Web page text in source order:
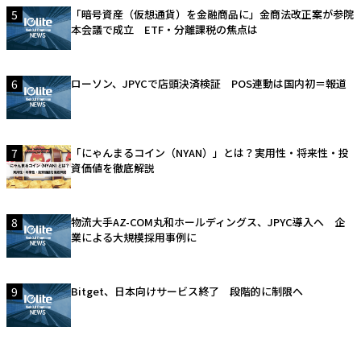
5
「暗号資産（仮想通貨）を金融商品に」金商法改正案が参院
本会議で成立 ETF・分離課税の焦点は
6 ローソン、JPYCで店頭決済検証 POS連動は国内初＝報道
7
「にゃんまるコイン（NYAN）」とは？実用性・将来性・投
資価値を徹底解説
8
物流大手AZ-COM丸和ホールディングス、JPYC導入へ 企
業による大規模採用事例に
9 Bitget、日本向けサービス終了 段階的に制限へ